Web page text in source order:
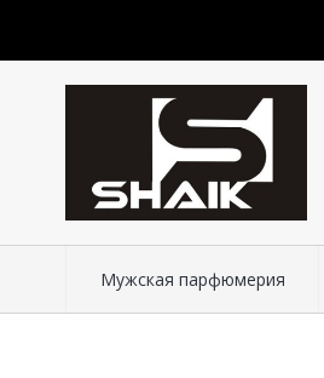
Мужская парфюмерия